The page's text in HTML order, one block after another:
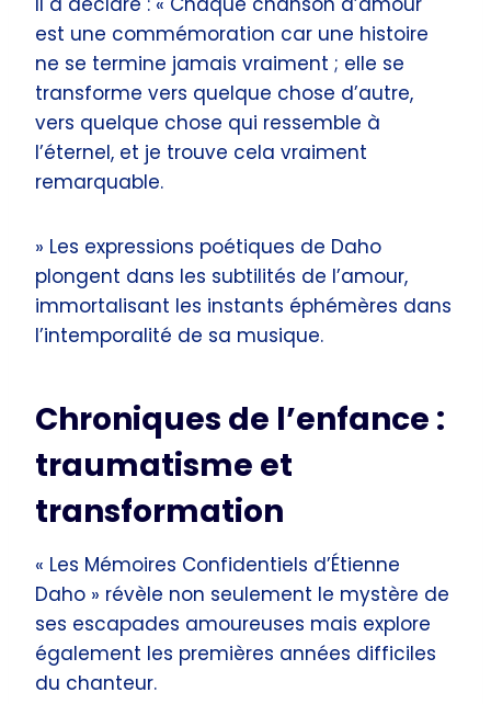
est une commémoration car une histoire
ne se termine jamais vraiment ; elle se
transforme vers quelque chose d’autre,
vers quelque chose qui ressemble à
l’éternel, et je trouve cela vraiment
remarquable.
» Les expressions poétiques de Daho
plongent dans les subtilités de l’amour,
immortalisant les instants éphémères dans
l’intemporalité de sa musique.
Chroniques de l’enfance :
traumatisme et
transformation
« Les Mémoires Confidentiels d’Étienne
Daho » révèle non seulement le mystère de
ses escapades amoureuses mais explore
également les premières années difficiles
du chanteur.